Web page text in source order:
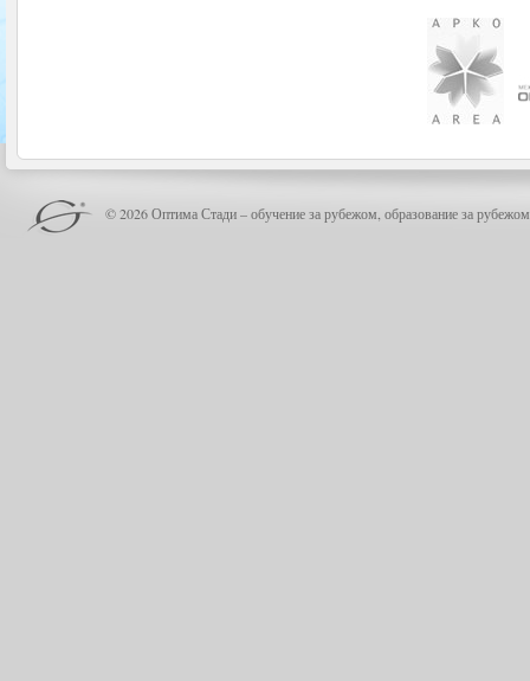
© 2026 Оптима Стади – обучение за рубежом, образование за